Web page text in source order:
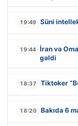
19:49 Süni
19:44 İran və
gəldi
18:37 Tiktoker
18:20 Bakıda 6